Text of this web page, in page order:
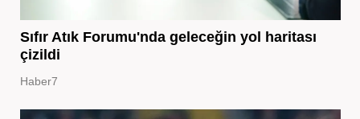
Sıfır Atık Forumu'nda geleceğin yol haritası
çizildi
Haber7